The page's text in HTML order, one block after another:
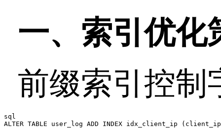
一、索引优化
前缀索引控制
sql
ALTER TABLE user_log ADD INDEX idx_client_ip